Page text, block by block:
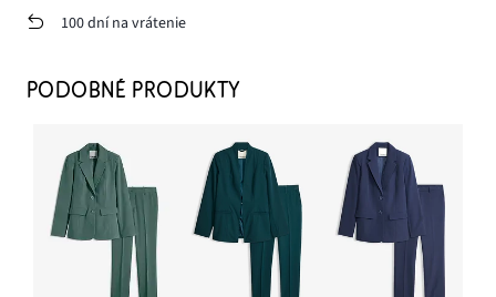
100 dní na vrátenie
PODOBNÉ PRODUKTY